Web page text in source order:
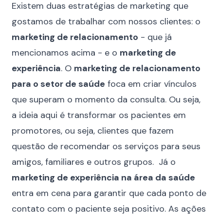
Existem duas estratégias de marketing que
gostamos de trabalhar com nossos clientes: o
marketing de relacionamento - que já
mencionamos acima - e o marketing de
experiência. O marketing de relacionamento
para o setor de saúde foca em criar vínculos
que superam o momento da consulta. Ou seja,
a ideia aqui é transformar os pacientes em
promotores, ou seja, clientes que fazem
questão de recomendar os serviços para seus
amigos, familiares e outros grupos. Já o
marketing de experiência na área da saúde
entra em cena para garantir que cada ponto de
contato com o paciente seja positivo. As ações